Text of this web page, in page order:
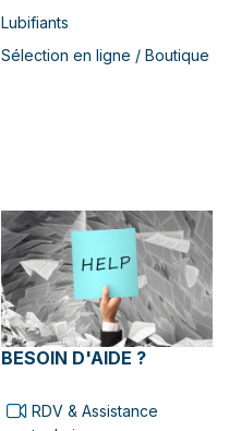
Lubifiants
Sélection en ligne / Boutique
BESOIN D'AIDE ?
RDV & Assistance